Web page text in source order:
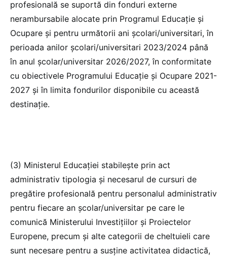
profesională se suportă din fonduri externe
nerambursabile alocate prin Programul Educație și
Ocupare și pentru următorii ani școlari/universitari, în
perioada anilor școlari/universitari 2023/2024 până
în anul școlar/universitar 2026/2027, în conformitate
cu obiectivele Programului Educație și Ocupare 2021-
2027 și în limita fondurilor disponibile cu această
destinație.
(3) Ministerul Educației stabilește prin act
administrativ tipologia și necesarul de cursuri de
pregătire profesională pentru personalul administrativ
pentru fiecare an școlar/universitar pe care le
comunică Ministerului Investițiilor și Proiectelor
Europene, precum și alte categorii de cheltuieli care
sunt necesare pentru a susține activitatea didactică,